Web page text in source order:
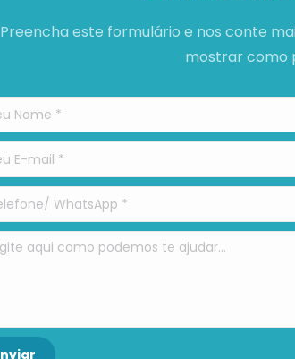
Preencha este formulário e nos conte
mostrar como